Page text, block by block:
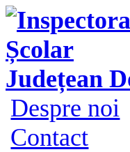
Mergi la conţinutul principal
Meniu principal
Despre noi
Contact